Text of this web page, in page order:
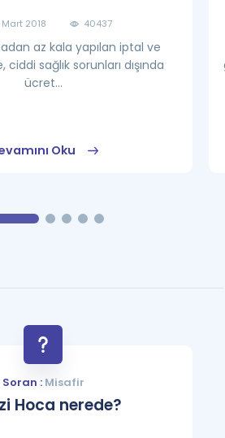
2018 40437
az kala yapılan iptal ve
sağlık sorunları dışında
ücret...
Oku
Soran :Misafir
Hoca nerede?